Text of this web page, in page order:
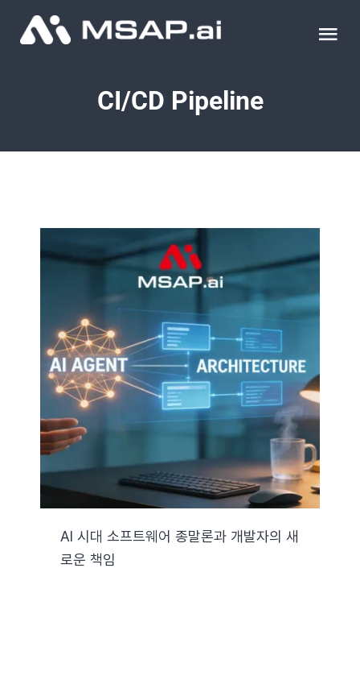
조달물품
교육
이벤트 & 세미나
블로그
자료실
기술지원
Search
CI/CD Pipeline
AI 시대 소프트웨어 종말론과 개발자의 새
로운 책임